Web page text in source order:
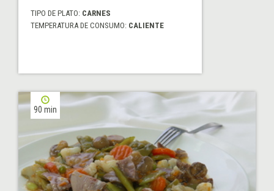
TIPO DE PLATO: CARNES
TEMPERATURA DE CONSUMO: CALIENTE
90 min